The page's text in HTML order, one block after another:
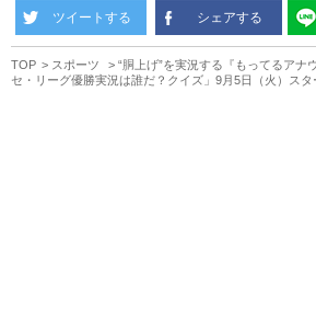
ツイートする シェアする
TOP スポーツ
“胴上げ”を実況する『もってるア
セ・リーグ優勝実況は誰だ？クイズ」9月5日（火）スタ